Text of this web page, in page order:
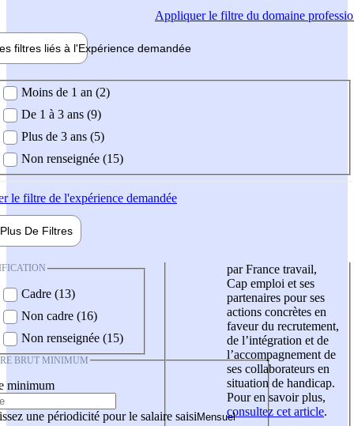
Appliquerle filtre du domaine
filtres liés à l'Expérience demandée
demandée
Moins de 1 an (2)
De 1 à 3 ans (9)
Plus de 3 ans (5)
Non renseignée (15)
le filtre de l'expérience demandée
Plus De Filtres
Cadre (13)
Non cadre (16)
Non renseignée (15)
BRUT MINIMUM
minimum
une périodicité pour le salaire saisi
par France travail,
Cap emploi et ses
partenaires pour ses
actions concrètes en
faveur du recrutement,
de l’intégration et de
l’accompagnement de
ses collaborateurs en
situation de handicap.
Pour en savoir plus,
consultez cet article.